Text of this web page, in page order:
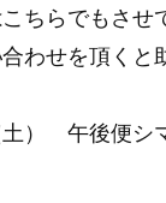
ちらでもさせ
わせを頂くと
土） 午後便シ